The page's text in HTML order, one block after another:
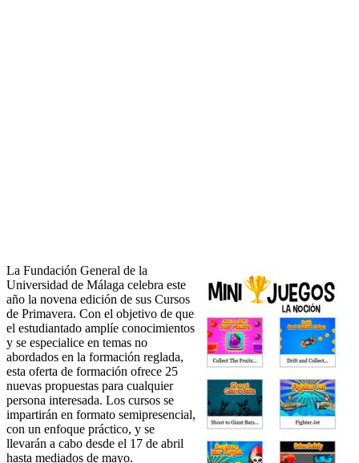
La Fundación General de la
Universidad de Málaga celebra este
año la novena edición de sus Cursos
de Primavera. Con el objetivo de que
el estudiantado amplíe conocimientos
y se especialice en temas no
abordados en la formación reglada,
esta oferta de formación ofrece 25
nuevas propuestas para cualquier
persona interesada. Los cursos se
impartirán en formato semipresencial,
con un enfoque práctico, y se
llevarán a cabo desde el 17 de abril
hasta mediados de mayo.